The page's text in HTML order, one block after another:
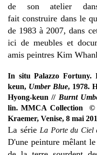
de son atelier
fait construire dans le
de 1983 à 2007, dans
ici de meubles et
amis peintres Kim
In situ Palazzo Fortuny.
keun, Umber Blue, 1978.
Hyong-keun // Burnt
lin. MMCA Collection ©
Kraemer, Venise, 8 mai
La série La Porte du Ciel
D'une peinture mêlant